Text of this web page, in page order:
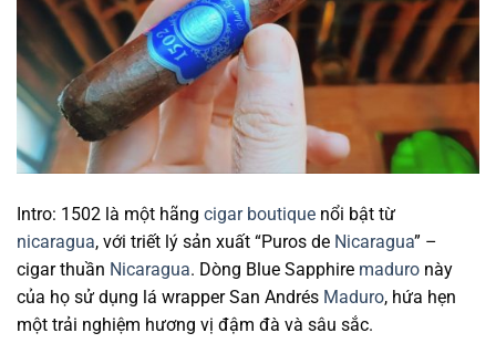
Intro: 1502 là một hãng cigar boutique nổi bật từ
nicaragua, với triết lý sản xuất “Puros de Nicaragua” –
cigar thuần Nicaragua. Dòng Blue Sapphire maduro này
của họ sử dụng lá wrapper San Andrés Maduro, hứa hẹn
một trải nghiệm hương vị đậm đà và sâu sắc.